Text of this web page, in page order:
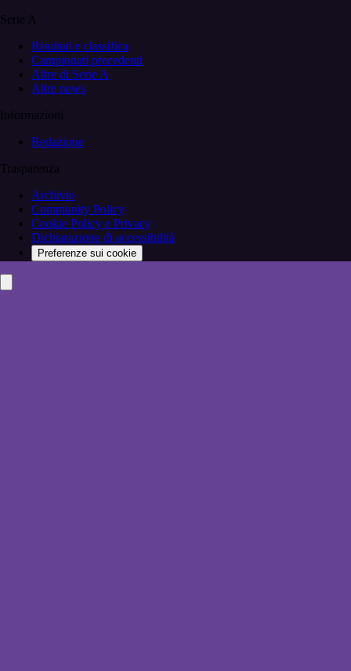
Serie A
Risultati e classifica
Campionati precedenti
Altre di Serie A
Altre news
Informazioni
Redazione
Trasparenza
Archivio
Community Policy
Cookie Policy e Privacy
Dichiarazione di accessibilità
Preferenze sui cookie